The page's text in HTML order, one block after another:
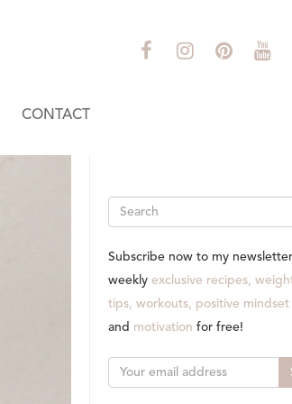
CONTACT
Search
Subscribe now to my
weekly exclusive recipes,
tips, workouts, positive mindset
and motivation for free!